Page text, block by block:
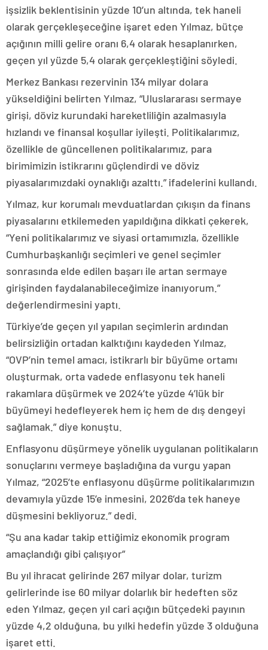
işsizlik beklentisinin yüzde 10’un altında, tek haneli
olarak gerçekleşeceğine işaret eden Yılmaz, bütçe
açığının milli gelire oranı 6,4 olarak hesaplanırken,
geçen yıl yüzde 5,4 olarak gerçekleştiğini söyledi.
Merkez Bankası rezervinin 134 milyar dolara
yükseldiğini belirten Yılmaz, “Uluslararası sermaye
girişi, döviz kurundaki hareketliliğin azalmasıyla
hızlandı ve finansal koşullar iyileşti. Politikalarımız,
özellikle de güncellenen politikalarımız, para
birimimizin istikrarını güçlendirdi ve döviz
piyasalarımızdaki oynaklığı azalttı.” ifadelerini kullandı.
Yılmaz, kur korumalı mevduatlardan çıkışın da finans
piyasalarını etkilemeden yapıldığına dikkati çekerek,
“Yeni politikalarımız ve siyasi ortamımızla, özellikle
Cumhurbaşkanlığı seçimleri ve genel seçimler
sonrasında elde edilen başarı ile artan sermaye
girişinden faydalanabileceğimize inanıyorum.”
değerlendirmesini yaptı.
Türkiye’de geçen yıl yapılan seçimlerin ardından
belirsizliğin ortadan kalktığını kaydeden Yılmaz,
“OVP’nin temel amacı, istikrarlı bir büyüme ortamı
oluşturmak, orta vadede enflasyonu tek haneli
rakamlara düşürmek ve 2024’te yüzde 4’lük bir
büyümeyi hedefleyerek hem iç hem de dış dengeyi
sağlamak.” diye konuştu.
Enflasyonu düşürmeye yönelik uygulanan politikaların
sonuçlarını vermeye başladığına da vurgu yapan
Yılmaz, “2025’te enflasyonu düşürme politikalarımızın
devamıyla yüzde 15’e inmesini, 2026’da tek haneye
düşmesini bekliyoruz.” dedi.
“Şu ana kadar takip ettiğimiz ekonomik program
amaçlandığı gibi çalışıyor”
Bu yıl ihracat gelirinde 267 milyar dolar, turizm
gelirlerinde ise 60 milyar dolarlık bir hedeften söz
eden Yılmaz, geçen yıl cari açığın bütçedeki payının
yüzde 4,2 olduğuna, bu yılki hedefin yüzde 3 olduğuna
işaret etti.